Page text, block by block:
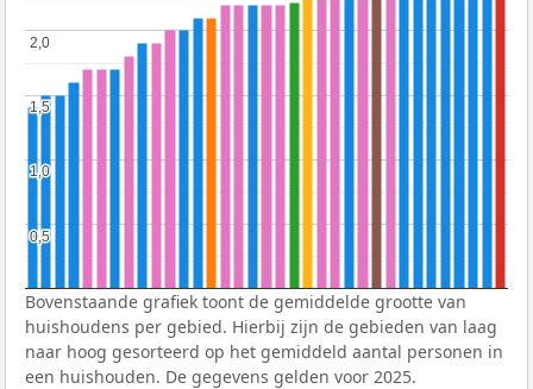
0,5
0,5
1,0
1,0
1,5
1,5
2,0
2,0
Bovenstaande grafiek toont de gemiddelde grootte van
huishoudens per gebied. Hierbij zijn de gebieden van laag
naar hoog gesorteerd op het gemiddeld aantal personen in
een huishouden. De gegevens gelden voor 2025.